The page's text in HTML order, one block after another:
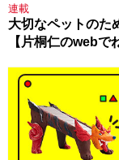
連載
大切なペットのた
【片桐仁のwebで